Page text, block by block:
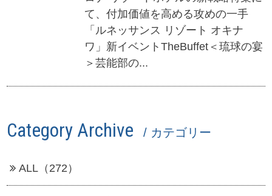
て、付加価値を高める攻めの一手
「ルネッサンス リゾート オキナ
ワ」新イベントTheBuffet＜琉球の宴
＞芸能部の...
Category Archive / カテゴリー
ALL（272）